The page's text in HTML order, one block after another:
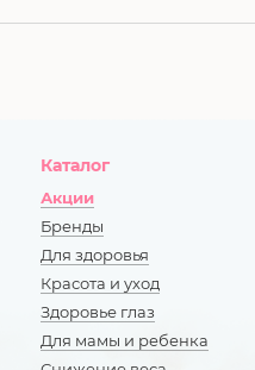
Каталог
Акции
Бренды
Для здоровья
Красота и уход
Здоровье глаз
Для мамы и ребенка